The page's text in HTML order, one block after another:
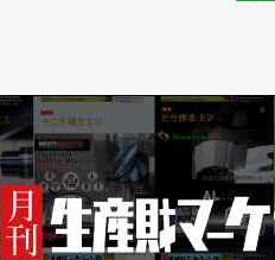
ーラー用の機能安全オプシ
トシステムを３セット寄贈／
提案の核に／ヤマハ発動機